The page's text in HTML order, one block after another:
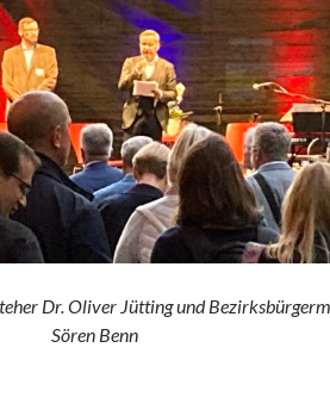
Dr. Oliver Jütting und
Sören Benn